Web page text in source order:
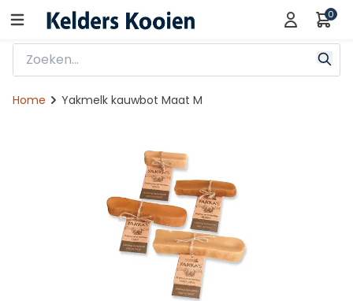
0
Home Yakmelk kauwbot Maat M